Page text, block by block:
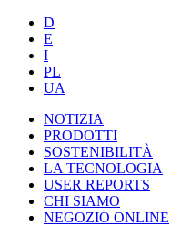
D
E
I
PL
UA
NOTIZIA
PRODOTTI
SOSTENIBILITÀ
LA TECNOLOGIA
USER REPORTS
CHI SIAMO
NEGOZIO ONLINE